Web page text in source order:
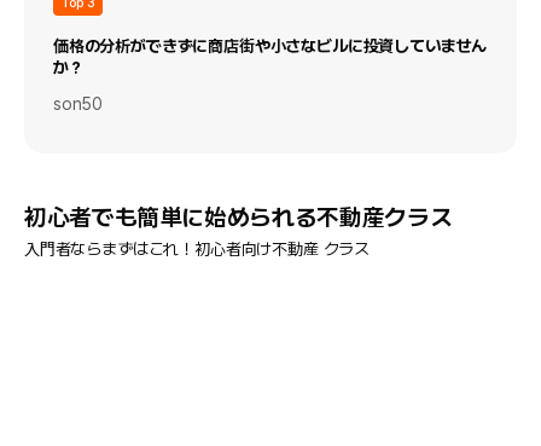
価格の分析ができずに商店街や小さなビルに投資していません
か？
son50
初心者でも簡単に始められる不動産クラス
入門者ならまずはこれ！初心者向け不動産 クラス